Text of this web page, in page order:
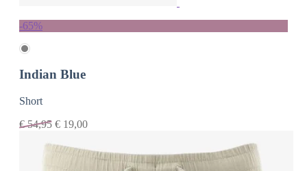
-65%
Indian Blue
Short
€54,95 € 19,00